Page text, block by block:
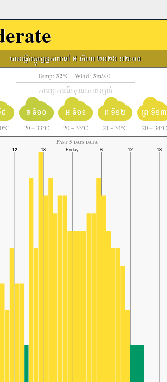
បានធ្វើបច្ចុប្បន្នភាពនៅ ៩ សីហា ២០២៦ ១២:០០
Temp: 32°C - Wind: 3m/s 0 -
ការព្យាករណ៍គុណភាពខ្យល់
៩ ច ទី១០
20 ~ 33°C
អ ទី១១
20 ~ 33°C
ព ទី១២
21 ~ 34°C
ព្រ ទី១៣
20 ~ 34°C
Past 5 days data